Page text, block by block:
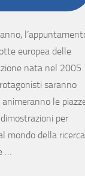
europea delle
nata nel 2005
saranno
le
per
mondo della
…